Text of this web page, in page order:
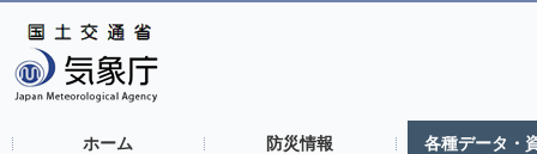
ホーム 防災情報 各種データ・